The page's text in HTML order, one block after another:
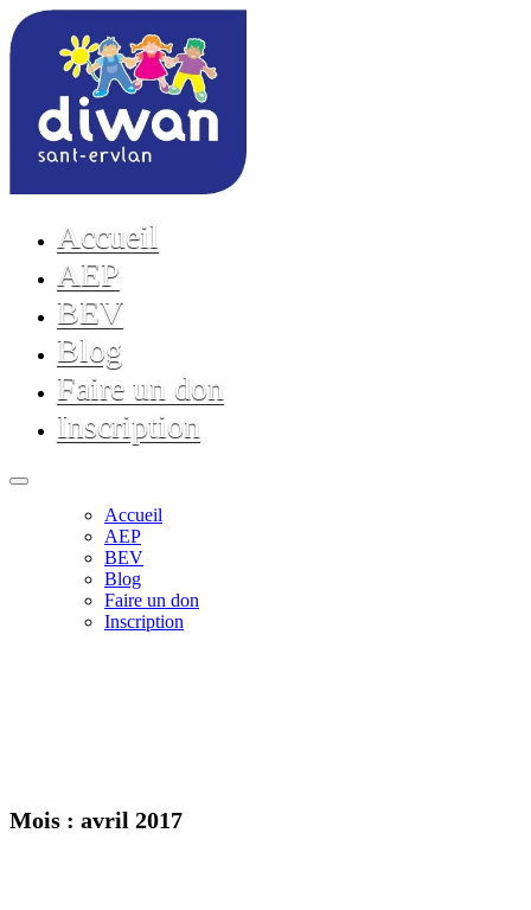
Accueil
AEP
BEV
Blog
Faire un don
Inscription
Accueil
AEP
BEV
Blog
Faire un don
Inscription
Mois : avril 2017